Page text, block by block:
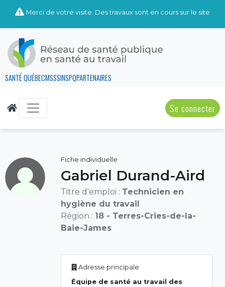
Merci de votre visite. Des travaux sont en cours sur le site
SANTÉ QUÉBECMSSSINSPQPARTENAIRES
Se connecter
Fiche individuelle
Gabriel Durand-Aird
Titre d'emploi : Technicien en
hygiène du travail
Région : 18 - Terres-Cries-de-la-
Baie-James
Adresse principale
Équipe de santé au travail des